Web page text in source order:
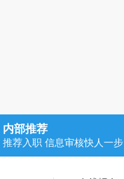
内部推荐
推荐入职 信息审核快人一步